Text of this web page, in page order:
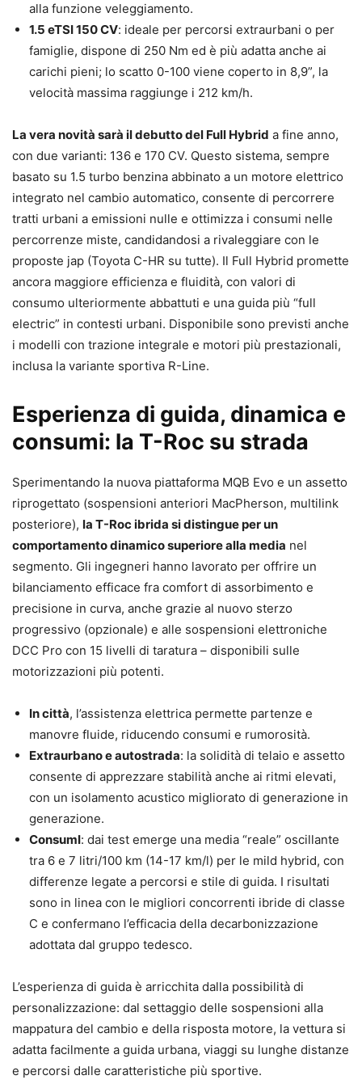
alla funzione veleggiamento.
1.5 eTSI 150 CV: ideale per percorsi extraurbani o per
famiglie, dispone di 250 Nm ed è più adatta anche ai
carichi pieni; lo scatto 0-100 viene coperto in 8,9”, la
velocità massima raggiunge i 212 km/h.
La vera novità sarà il debutto del Full Hybrid a fine anno,
con due varianti: 136 e 170 CV. Questo sistema, sempre
basato su 1.5 turbo benzina abbinato a un motore elettrico
integrato nel cambio automatico, consente di percorrere
tratti urbani a emissioni nulle e ottimizza i consumi nelle
percorrenze miste, candidandosi a rivaleggiare con le
proposte jap (Toyota C-HR su tutte). Il Full Hybrid promette
ancora maggiore efficienza e fluidità, con valori di
consumo ulteriormente abbattuti e una guida più “full
electric” in contesti urbani. Disponibile sono previsti anche
i modelli con trazione integrale e motori più prestazionali,
inclusa la variante sportiva R-Line.
Esperienza di guida, dinamica e
consumi: la T-Roc su strada
Sperimentando la nuova piattaforma MQB Evo e un assetto
riprogettato (sospensioni anteriori MacPherson, multilink
posteriore), la T-Roc ibrida si distingue per un
comportamento dinamico superiore alla media nel
segmento. Gli ingegneri hanno lavorato per offrire un
bilanciamento efficace fra comfort di assorbimento e
precisione in curva, anche grazie al nuovo sterzo
progressivo (opzionale) e alle sospensioni elettroniche
DCC Pro con 15 livelli di taratura – disponibili sulle
motorizzazioni più potenti.
In città, l’assistenza elettrica permette partenze e
manovre fluide, riducendo consumi e rumorosità.
Extraurbano e autostrada: la solidità di telaio e assetto
consente di apprezzare stabilità anche ai ritmi elevati,
con un isolamento acustico migliorato di generazione in
generazione.
ConsumI: dai test emerge una media “reale” oscillante
tra 6 e 7 litri/100 km (14-17 km/l) per le mild hybrid, con
differenze legate a percorsi e stile di guida. I risultati
sono in linea con le migliori concorrenti ibride di classe
C e confermano l’efficacia della decarbonizzazione
adottata dal gruppo tedesco.
L’esperienza di guida è arricchita dalla possibilità di
personalizzazione: dal settaggio delle sospensioni alla
mappatura del cambio e della risposta motore, la vettura si
adatta facilmente a guida urbana, viaggi su lunghe distanze
e percorsi dalle caratteristiche più sportive.